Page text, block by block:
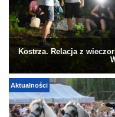
Kostrza. Relacja z
Aktualności